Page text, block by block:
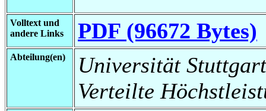
Volltext und
andere Links
PDF (96672 Bytes)
Abteilung(en)
Universität
Verteilte